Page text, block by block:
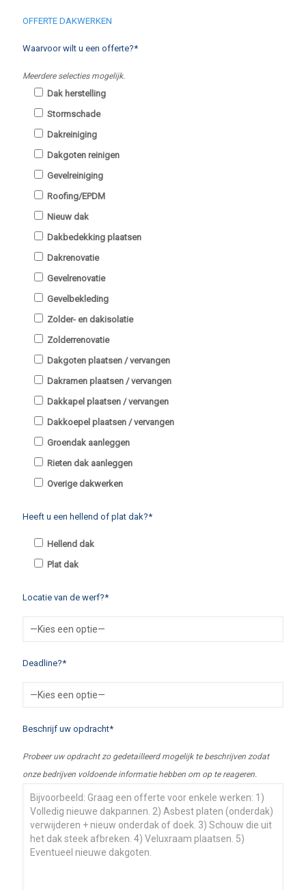
OFFERTE DAKWERKEN
Waarvoor wilt u een offerte?*
Meerdere selecties mogelijk.
Dak herstelling
Stormschade
Dakreiniging
Dakgoten reinigen
Gevelreiniging
Roofing/EPDM
Nieuw dak
Dakbedekking plaatsen
Dakrenovatie
Gevelrenovatie
Gevelbekleding
Zolder- en dakisolatie
Zolderrenovatie
Dakgoten plaatsen / vervangen
Dakramen plaatsen / vervangen
Dakkapel plaatsen / vervangen
Dakkoepel plaatsen / vervangen
Groendak aanleggen
Rieten dak aanleggen
Overige dakwerken
Heeft u een hellend of plat dak?*
Hellend dak
Plat dak
Locatie van de werf?*
Deadline?*
Beschrijf uw opdracht*
Probeer uw opdracht zo gedetailleerd mogelijk te beschrijven zodat
onze bedrijven voldoende informatie hebben om op te reageren.